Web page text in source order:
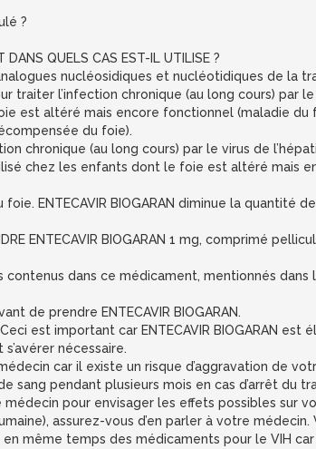
?
QUELS CAS EST-IL UTILISE ?
nucléosidiques et nucléotidiques de la
traiter l’infection chronique (au long cours) par
est altéré mais encore fonctionnel (maladie
du foie).
chronique (au long cours) par le virus de
chez les enfants dont le foie est altéré mais
ENTECAVIR BIOGARAN diminue la quantité
ENTECAVIR BIOGARAN 1 mg, comprimé
dans ce médicament, mentionnés dans
de prendre ENTECAVIR BIOGARAN.
est important car ENTECAVIR BIOGARAN est
nécessaire.
médecin car il existe un risque d’aggravation de
pendant plusieurs mois en cas d’arrêt du
pour envisager les effets possibles sur
assurez-vous d’en parler à votre médecin.
même temps des médicaments pour le VIH car